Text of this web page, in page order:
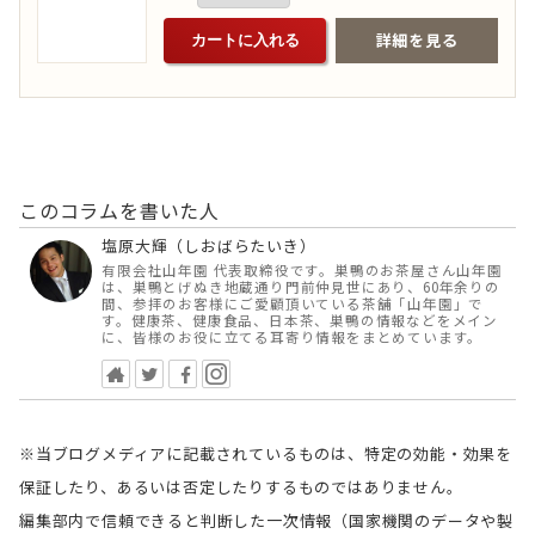
カートに入れる 詳細を見る
このコラムを書いた人
塩原大輝（しおばらたいき）
有限会社山年園 代表取締役です。巣鴨のお茶屋さん山年園
は、巣鴨とげぬき地蔵通り門前仲見世にあり、60年余りの
間、参拝のお客様にご愛顧頂いている茶舗「山年園」で
す。健康茶、健康食品、日本茶、巣鴨の情報などをメイン
に、皆様のお役に立てる耳寄り情報をまとめています。
※当ブログメディアに記載されているものは、特定の効能・効果を
保証したり、あるいは否定したりするものではありません。
編集部内で信頼できると判断した一次情報（国家機関のデータや製